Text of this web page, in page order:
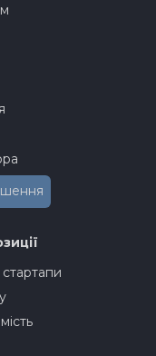
стартапи